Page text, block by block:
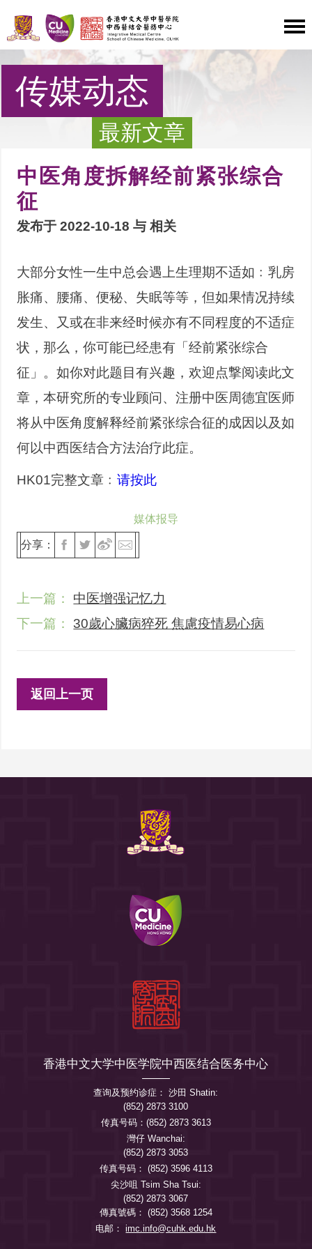
传媒动态
最新文章
中医角度拆解经前紧张综合
征
发布于 2022-10-18 与相关
大部分女性一生中总会遇上生理期不适如﹕乳房
胀痛、腰痛、便秘、失眠等等，但如果情况持续
发生、又或在非来经时候亦有不同程度的不适症
状，那么，你可能已经患有「经前紧张综合
征」。如你对此题目有兴趣，欢迎点撃阅读此文
章，本研究所的专业顾问、注册中医周德宜医师
将从中医角度解释经前紧张综合征的成因以及如
何以中西医结合方法治疗此症。
HK01完整文章﹕请按此
媒体报导
分享：
上一篇：
中医增强记忆力
下一篇：
30歲心臟病猝死 焦慮疫情易心病
返回上一页
香港中文大学中医学院中西医结合医务中心
查询及预约诊症： 沙田 Shatin:
(852) 2873 3100
传真号码：(852) 2873 3613
灣仔 Wanchai:
(852) 2873 3053
传真号码： (852) 3596 4113
尖沙咀 Tsim Sha Tsui:
(852) 2873 3067
傳真號碼： (852) 3568 1254
电邮：imc.info@cuhk.edu.hk